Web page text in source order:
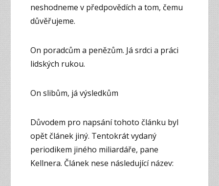
neshodneme v předpovědích a tom, čemu
důvěřujeme.
On poradcům a penězům. Já srdci a práci
lidských rukou.
On slibům, já výsledkům
Důvodem pro napsání tohoto článku byl
opět článek jiný. Tentokrát vydaný
periodikem jiného miliardáře, pane
Kellnera. Článek nese následující název: